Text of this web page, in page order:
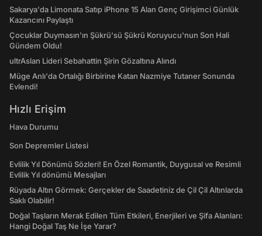
Sakarya'da Limonata Satıp iPhone 15 Alan Genç Girişimci Günlük
Kazancını Paylaştı
Çocuklar Duymasın'ın Şükrü'sü Şükrü Koruyucu'nun Son Hali
Gündem Oldu!
ultrAslan Lideri Sebahattin Şirin Gözaltına Alındı
Müge Anlı'da Ortalığı Birbirine Katan Nazmiye Tutaner Sonunda
Evlendi!
Hızlı Erişim
Hava Durumu
Son Depremler Listesi
Evlilik Yıl Dönümü Sözleri! En Özel Romantik, Duygusal ve Resimli
Evlilik Yıl dönümü Mesajları
Rüyada Altın Görmek: Gerçekler de Saadetiniz de Çil Çil Altınlarda
Saklı Olabilir!
Doğal Taşların Merak Edilen Tüm Etkileri, Enerjileri ve Şifa Alanları:
Hangi Doğal Taş Ne İşe Yarar?